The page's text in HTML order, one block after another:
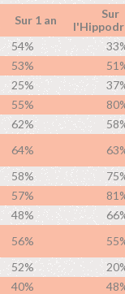
Sur 1 an
Sur
54%
53%
25%
55%
62%
64%
58%
57%
48%
56%
52%
40%